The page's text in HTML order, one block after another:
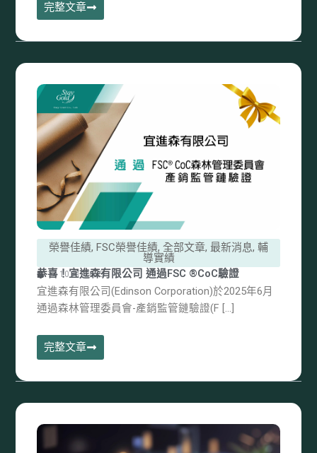
完整文章
榮譽佳績, FSC榮譽佳績, 全部文章, 最新消息, 輔
導實績
恭喜！宜進森有限公司 通過FSC ®CoC驗證
14 10 月, 2025
宜進森有限公司(Edinson Corporation)於2025年6月
通過森林管理委員會-產銷監管鏈驗證(F […]
完整文章